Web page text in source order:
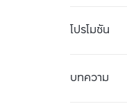
โปรโมชัน
บทความ